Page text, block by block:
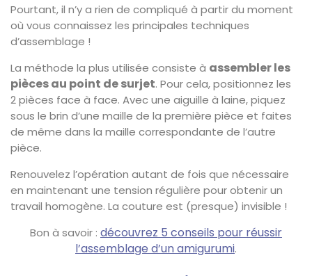
Pourtant, il n’y a rien de compliqué à partir du moment
où vous connaissez les principales techniques
d’assemblage !
La méthode la plus utilisée consiste à assembler les
pièces au point de surjet. Pour cela, positionnez les
2 pièces face à face. Avec une aiguille à laine, piquez
sous le brin d’une maille de la première pièce et faites
de même dans la maille correspondante de l’autre
pièce.
Renouvelez l’opération autant de fois que nécessaire
en maintenant une tension régulière pour obtenir un
travail homogène. La couture est (presque) invisible !
Bon à savoir : découvrez 5 conseils pour réussir
l’assemblage d’un amigurumi.